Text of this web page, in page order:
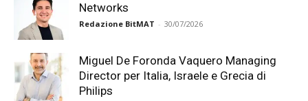
Networks
Redazione BitMAT - 30/07/2026
Miguel De Foronda Vaquero Managing
Director per Italia, Israele e Grecia di
Philips